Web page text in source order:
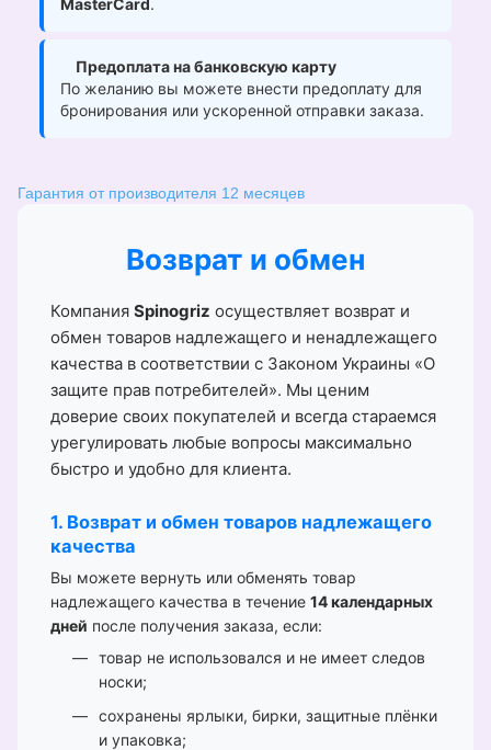
MasterCard .
Предоплата на банковскую карту
По желанию вы можете внести предоплату для
бронирования или ускоренной отправки заказа.
Гарантия от производителя 12 месяцев
Возврат и обмен
Компания Spinogriz осуществляет возврат и
обмен товаров надлежащего и ненадлежащего
качества в соответствии с Законом Украины «О
защите прав потребителей». Мы ценим
доверие своих покупателей и всегда стараемся
урегулировать любые вопросы максимально
быстро и удобно для клиента.
1. Возврат и обмен товаров надлежащего
качества
Вы можете вернуть или обменять товар
надлежащего качества в течение 14 календарных
дней после получения заказа, если:
товар не использовался и не имеет следов
носки;
сохранены ярлыки, бирки, защитные плёнки
и упаковка;